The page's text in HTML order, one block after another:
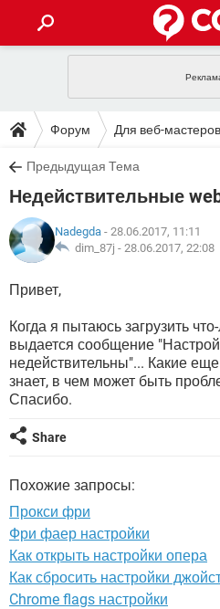
INSTAGRAM
ИГРЫ
ВКОНТАКТЕ
GOOGLE
ПОЛЕЗНЫЕ СОВЕТЫ
TIKTOK
WINDOWS 10
ЗАГРУЗКИ
TIKTOK
WHATSAPP
FACEBOOK
WINDOWS 10
ВИДЕО
YANDEX
ФОРУМ
TIKTOK
WINDOWS 10
ВИДЕО
YANDEX
ЭНЦИКЛОПЕДИЯ
TIKTOK
WHATSAPP
FACEBOOK
WINDOWS 10
YANDEX
Форум Для веб-мастеров
Предыдущая Тема
Недействительные
Nadegda - 28.06.2017, 11:11
dim_87j - 28.06.2017, 22:08
Привет,
Когда я пытаюсь загрузить
выдается сообщение
недействительны"... Какие
знает, в чем может быть
Спасибо.
Share
Похожие запросы:
Прокси фри
Фри фаер настройки
Как открыть настройки опера
Как сбросить настройки
Chrome flags настройки